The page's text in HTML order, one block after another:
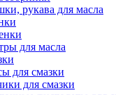
рукава для масла
для масла
для смазки
для смазки